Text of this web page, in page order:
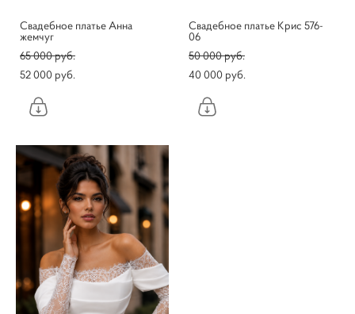
Свадебное платье Анна
жемчуг
65 000 pуб.
52 000 pуб.
Свадебное платье Крис 576-
06
50 000 pуб.
40 000 pуб.